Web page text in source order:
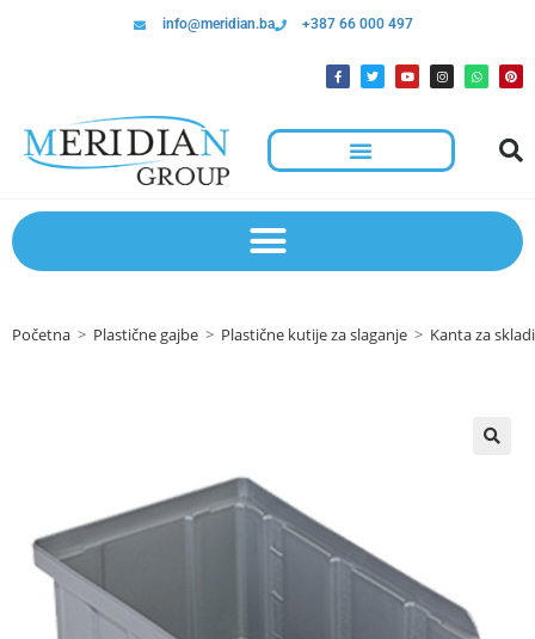
info@meridian.ba +387 66 000 497
Početna > Plastične gajbe > Plastične kutije za slaganje > Kanta za